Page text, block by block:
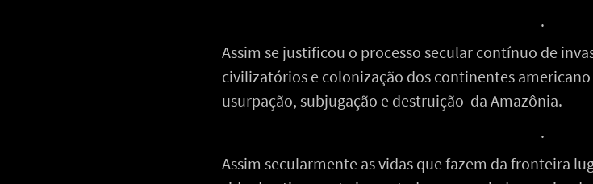
.
Assim se justificou o processo secular contínuo de
civilizatórios e colonização dos continentes
usurpação, subjugação e destruição da Amazônia.
.
Assim secularmente as vidas que fazem da fronteira